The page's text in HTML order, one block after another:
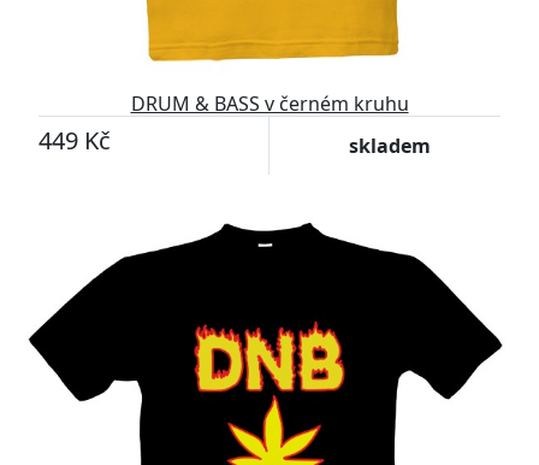
DRUM & BASS v černém kruhu
449 Kč skladem